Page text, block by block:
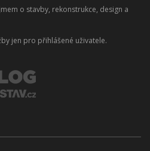
o stavby, rekonstrukce, design a
jen pro přihlášené uživatele.